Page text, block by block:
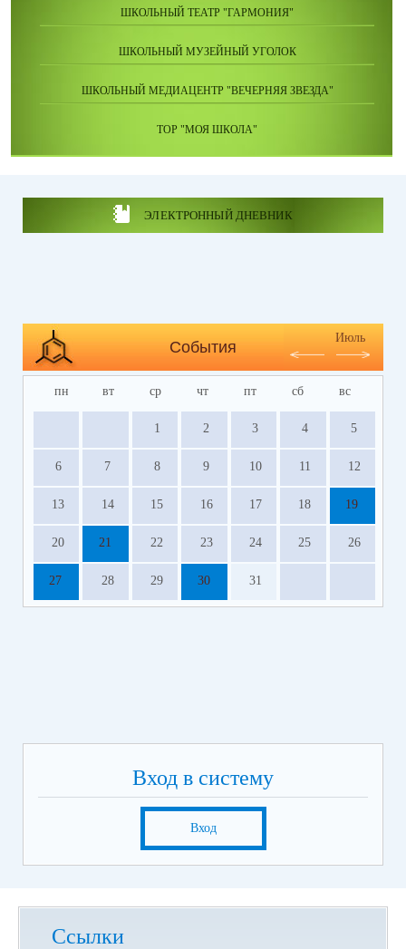
ШКОЛЬНЫЙ ТЕАТР "ГАРМОНИЯ"
ШКОЛЬНЫЙ МУЗЕЙНЫЙ УГОЛОК
ШКОЛЬНЫЙ МЕДИАЦЕНТР "ВЕЧЕРНЯЯ ЗВЕЗДА"
ТОР "МОЯ ШКОЛА"
ЭЛЕКТРОННЫЙ ДНЕВНИК
События
Июль
пн вт ср чт пт сб вс
1 2 3 4 5
6 7 8 9 10 11 12
13 14 15 16 17 18 19
20 21 22 23 24 25 26
27 28 29 30 31
Вход в систему
Вход
Ссылки